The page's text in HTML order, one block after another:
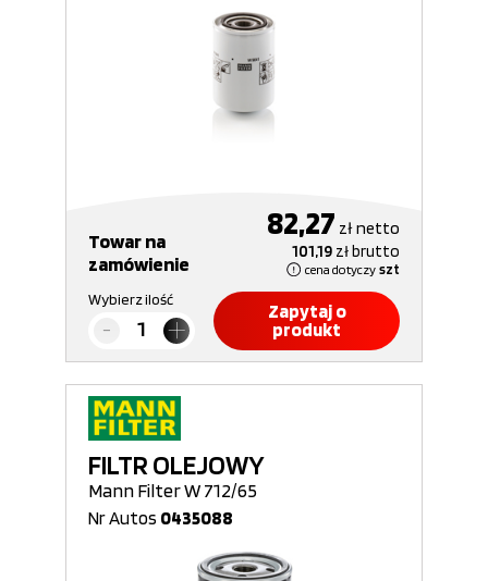
Towar na
zamówienie
82,27 złnetto
101,19 złbrutto
cena dotyczy szt
Wybierz ilość
Zapytaj o
produkt
FILTR OLEJOWY
Mann Filter W 712/65
Nr Autos 0435088